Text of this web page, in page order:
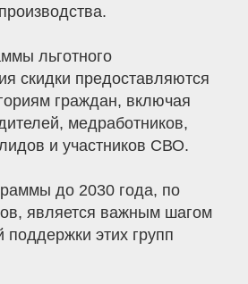
льготного
скидки предоставляются
граждан, включая
медработников,
и участников СВО.
до 2030 года, по
является важным шагом
этих групп